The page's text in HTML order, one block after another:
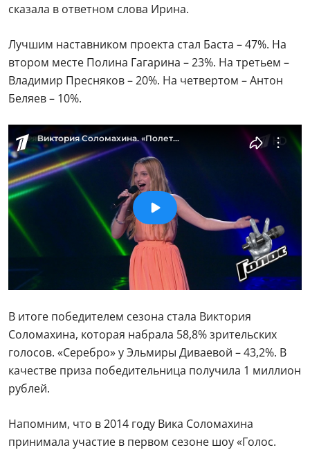
сказала в ответном слова Ирина.
Лучшим наставником проекта стал Баста – 47%. На
втором месте Полина Гагарина – 23%. На третьем –
Владимир Пресняков – 20%. На четвертом – Антон
Беляев – 10%.
В итоге победителем сезона стала Виктория
Соломахина, которая набрала 58,8% зрительских
голосов. «Серебро» у Эльмиры Диваевой – 43,2%. В
качестве приза победительница получила 1 миллион
рублей.
Напомним, что в 2014 году Вика Соломахина
принимала участие в первом сезоне шоу «Голос.